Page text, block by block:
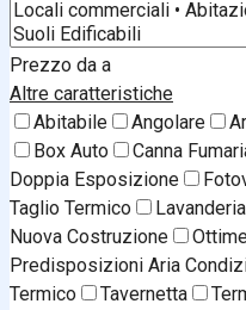
Prezzo da a
Altre caratteristiche
Abitabile
Angolare
Box Auto
Canna
Doppia Esposizione
Taglio Termico
Lavanderia
Nuova Costruzione
Predisposizioni Aria
Termico
Tavernetta